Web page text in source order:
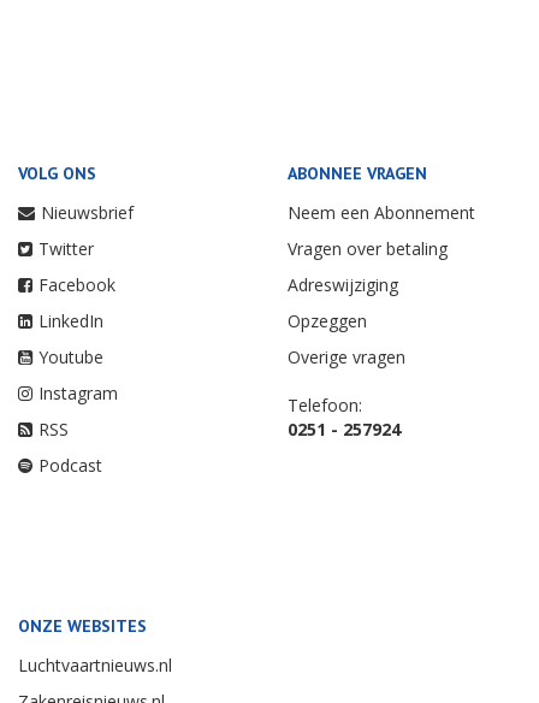
VOLG ONS
Nieuwsbrief
Twitter
Facebook
LinkedIn
Youtube
Instagram
RSS
Podcast
ABONNEE VRAGEN
Neem een Abonnement
Vragen over betaling
Adreswijziging
Opzeggen
Overige vragen
Telefoon:
0251 - 257924
ONZE WEBSITES
Luchtvaartnieuws.nl